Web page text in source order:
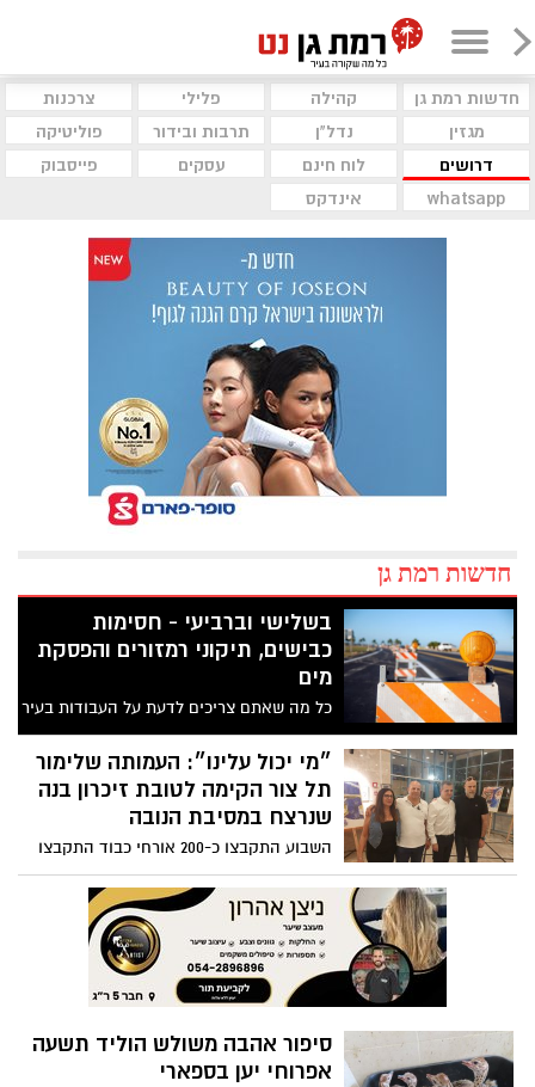
חדשות רמת גן קהילה פלילי
צרכנות
מגזין
נדל"ן תרבות ובידור
פוליטיקה
דרושים
לוח חינם עסקים
פייסבוק
whatsapp
אינדקס
חדשות רמת גן
בשלישי וברביעי - חסימות
כבישים, תיקוני רמזורים והפסקת
מים
כל מה שאתם צריכים לדעת על העבודות בעיר
הלילה ומחר
״מי יכול עלינו״: העמותה שלימור
תל צור הקימה לטובת זיכרון בנה
שנרצח במסיבת הנובה
השבוע התקבצו כ-200 אורחי כבוד התקבצו
לחלוק כבוד ולתמוך במשפחת תל צור ששכלה
את בנה ניב באסון ה-7 לאוקטובר. לימור אימו
ממשיכה את זכרו - ״מי יכול עלינו״
סיפור אהבה משולש הוליד תשעה
אפרוחי יען בספארי